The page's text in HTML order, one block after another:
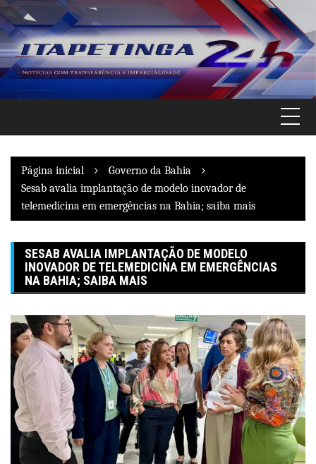
Pular
para
o
conteúdo
Página inicial
Governo da Bahia
Sesab avalia implantação de modelo inovador de
telemedicina em emergências na Bahia; saiba mais
SESAB AVALIA IMPLANTAÇÃO DE MODELO
INOVADOR DE TELEMEDICINA EM EMERGÊNCIAS
NA BAHIA; SAIBA MAIS